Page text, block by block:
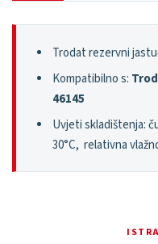
Trodat rezervni
Kompatibilno s:
46145
Uvjeti skladištenja:
30°C, relativna